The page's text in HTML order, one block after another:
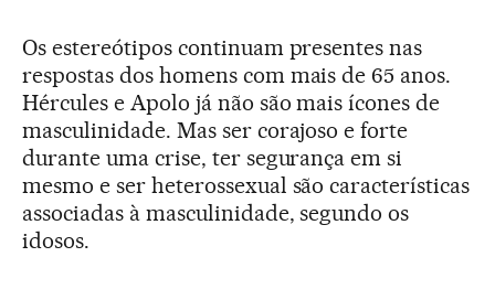
Os estereótipos continuam presentes nas
respostas dos homens com mais de 65 anos.
Hércules e Apolo já não são mais ícones de
masculinidade. Mas ser corajoso e forte
durante uma crise, ter segurança em si
mesmo e ser heterossexual são características
associadas à masculinidade, segundo os
idosos.